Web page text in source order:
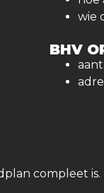
wie
BHV
compleet is.